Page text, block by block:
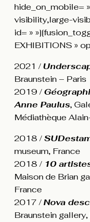
hide_on_mobile=
visibility,large-
id= »
EXHIBITIONS »
2021 /
Braunstein – Paris
2019 /
Anne Paulus,
Médiathèque
2018 /
museum, France
2018 / 10
Maison de Brian
France
2017 /Nova
Braunstein gallery,